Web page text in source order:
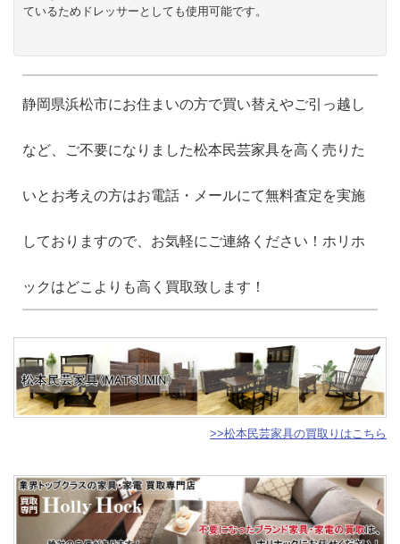
ているためドレッサーとしても使用可能です。
静岡県浜松市にお住まいの方で買い替えやご引っ越し
など、ご不要になりました松本民芸家具を高く売りた
いとお考えの方はお電話・メールにて無料査定を実施
しておりますので、お気軽にご連絡ください！ホリホ
ックはどこよりも高く買取致します！
>>松本民芸家具の買取りはこちら